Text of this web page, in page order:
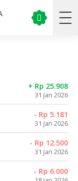
+ Rp 25.908
31 Jan 2026
- Rp 5.181
31 Jan 2026
- Rp 12.500
31 Jan 2026
- Rp 6.000